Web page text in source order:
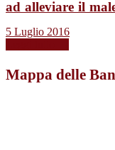
ad alleviare il
5 Luglio 2016
Mappa delle